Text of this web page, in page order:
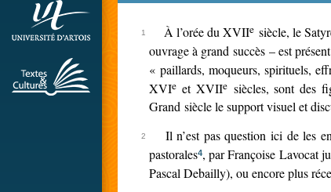
À l’orée du XVIIe siècle, le
ouvrage à grand succès – est
« paillards, moqueurs, spirituels,
XVIe et XVIIesiècles, sont des
Grand siècle le support visuel et
Il n’est pas question ici de les
pastorales4, par Françoise Lavocat
Pascal Debailly), ou encore plus